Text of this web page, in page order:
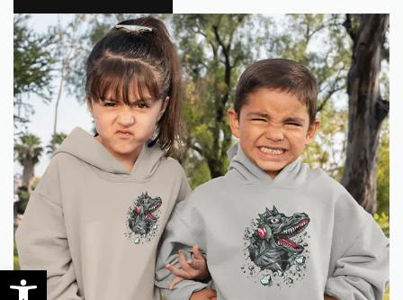
0
Werkzeugleiste öffnen